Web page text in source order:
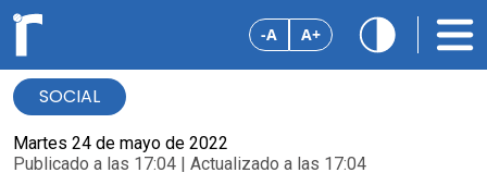
-A A+
SOCIAL
Martes 24 de mayo de 2022
Publicado a las 17:04 | Actualizado a las 17:04